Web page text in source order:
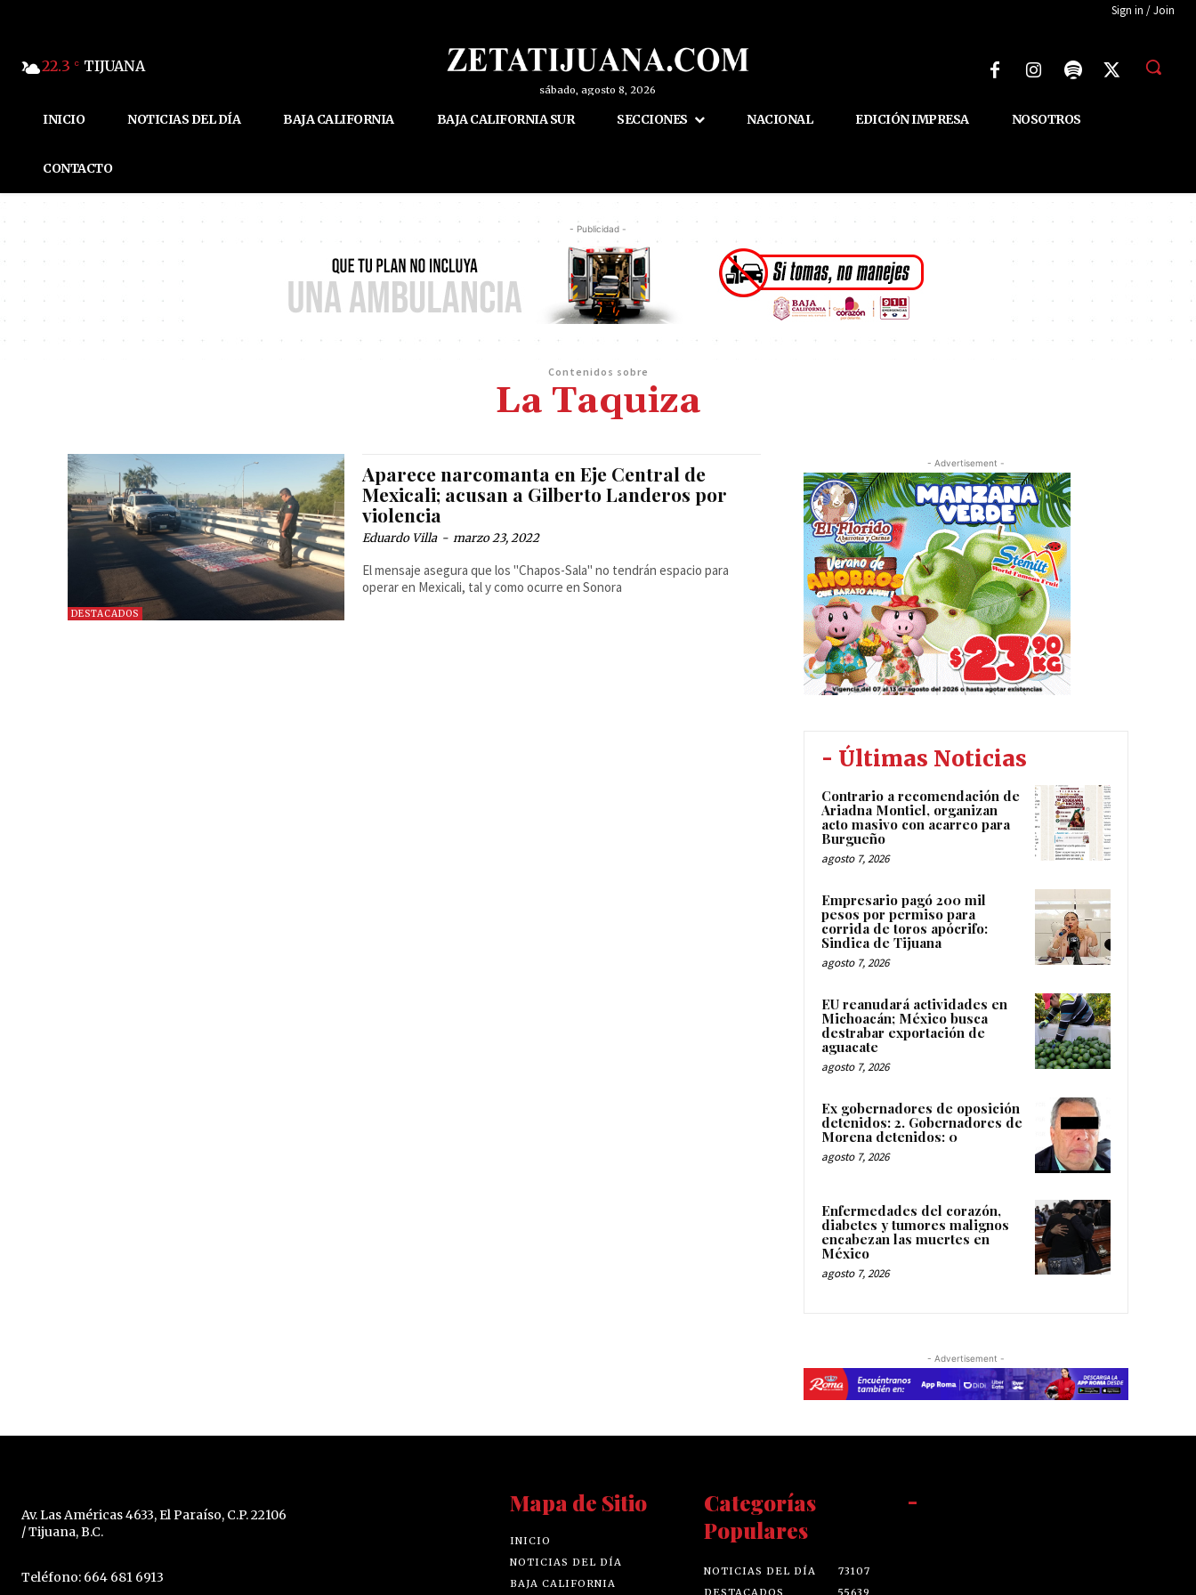
Sign in / Join
22.3 C TIJUANA
sábado, agosto 8, 2026
INICIO NOTICIAS DEL DÍA BAJA CALIFORNIA BAJA CALIFORNIA SUR SECCIONES NACIONAL EDICIÓN IMPRESA NOSOTROS
CONTACTO
- Publicidad -
Contenidos sobre
La Taquiza
DESTACADOS
Aparece narcomanta en Eje Central de
Mexicali; acusan a Gilberto Landeros por
violencia
Eduardo Villa - marzo 23, 2022
El mensaje asegura que los "Chapos-Sala" no tendrán espacio para
operar en Mexicali, tal y como ocurre en Sonora
- Advertisement -
- Últimas Noticias
Contrario a recomendación de
Ariadna Montiel, organizan
acto masivo con acarreo para
Burgueño
agosto 7, 2026
Empresario pagó 200 mil
pesos por permiso para
corrida de toros apócrifo:
Sindica de Tijuana
agosto 7, 2026
EU reanudará actividades en
Michoacán; México busca
destrabar exportación de
aguacate
agosto 7, 2026
Ex gobernadores de oposición
detenidos: 2. Gobernadores de
Morena detenidos: 0
agosto 7, 2026
Enfermedades del corazón,
diabetes y tumores malignos
encabezan las muertes en
México
agosto 7, 2026
- Advertisement -
Av. Las Américas 4633, El Paraíso, C.P. 22106
/ Tijuana, B.C.
Teléfono: 664 681 6913
Mapa de Sitio
INICIO
NOTICIAS DEL DÍA
BAJA CALIFORNIA
Categorías
Populares
NOTICIAS DEL DÍA
73107
-